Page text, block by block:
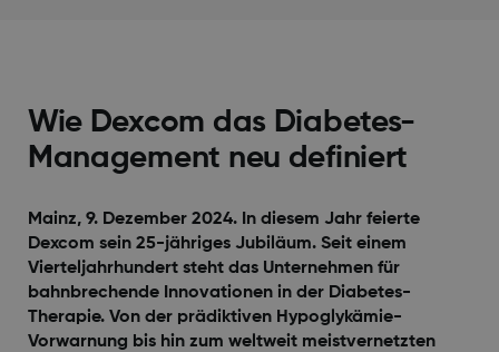
Wie Dexcom das Diabetes-
Management neu definiert
Mainz, 9. Dezember 2024. In diesem Jahr feierte
Dexcom sein 25-jähriges Jubiläum. Seit einem
Vierteljahrhundert steht das Unternehmen für
bahnbrechende Innovationen in der Diabetes-
Therapie. Von der prädiktiven Hypoglykämie-
Vorwarnung bis hin zum weltweit meistvernetzten